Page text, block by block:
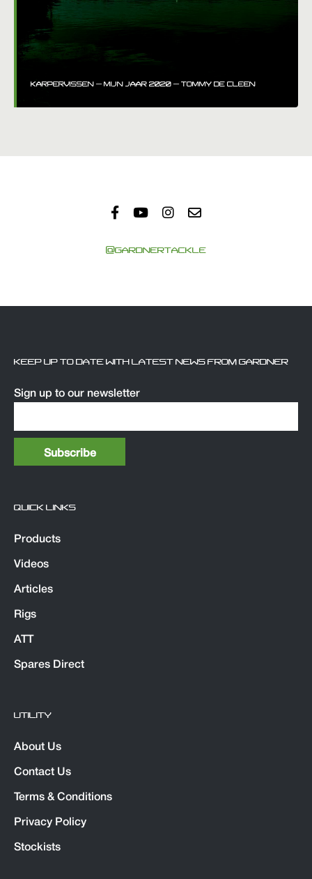
KARPERVISSEN – MIJN JAAR 2020 – TOMMY DE CLEEN
@GARDNERTACKLE
KEEP UP TO DATE WITH LATEST NEWS FROM GARDNER
Sign up to our newsletter
QUICK LINKS
Products
Videos
Articles
Rigs
ATT
Spares Direct
UTILITY
About Us
Contact Us
Terms & Conditions
Privacy Policy
Stockists